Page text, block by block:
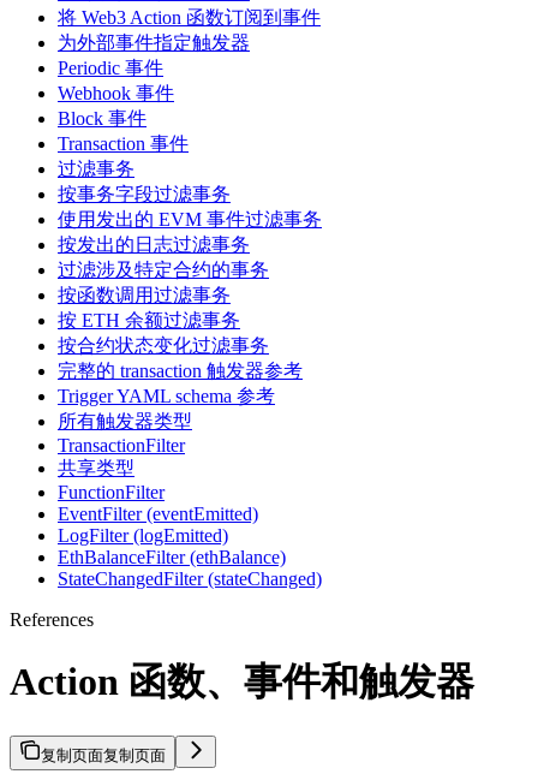
将 Web3 Action 函数订阅到事件
为外部事件指定触发器
Periodic 事件
Webhook 事件
Block 事件
Transaction 事件
过滤事务
按事务字段过滤事务
使用发出的 EVM 事件过滤事务
按发出的日志过滤事务
过滤涉及特定合约的事务
按函数调用过滤事务
按 ETH 余额过滤事务
按合约状态变化过滤事务
完整的 transaction 触发器参考
Trigger YAML schema 参考
所有触发器类型
TransactionFilter
共享类型
FunctionFilter
EventFilter (eventEmitted)
LogFilter (logEmitted)
EthBalanceFilter (ethBalance)
StateChangedFilter (stateChanged)
References
Action 函数、事件和触发器
复制页面复制页面